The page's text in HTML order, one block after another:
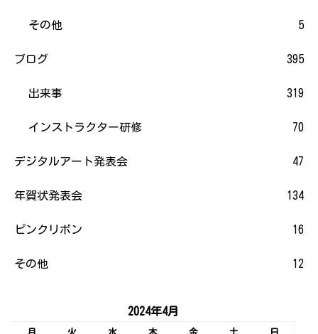
その他 5
ブログ 395
出来事 319
インストラクター研修 70
デジタルアート発表会 47
年賀状発表会 134
ピンクリボン 16
その他 12
2024年4月
月 火 水 木 金 土
日